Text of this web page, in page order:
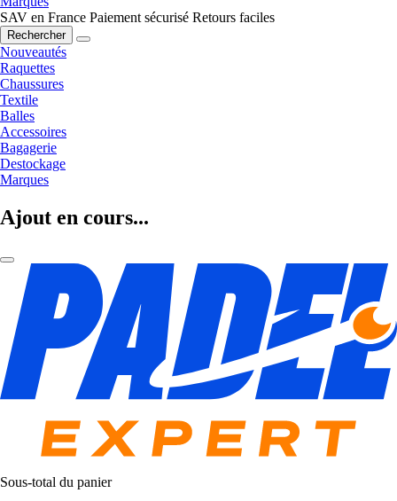
SAV en France Paiement sécurisé Retours faciles
Rechercher
Nouveautés
Raquettes
Chaussures
Textile
Balles
Accessoires
Bagagerie
Destockage
Marques
Ajout en cours...
Sous-total du panier